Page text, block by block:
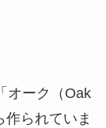
オーク（Oak
られていま